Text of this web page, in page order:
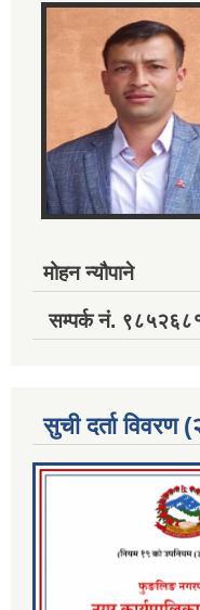
मोहन न्यौपाने
सम्पर्क नं.
सुची दर्ता